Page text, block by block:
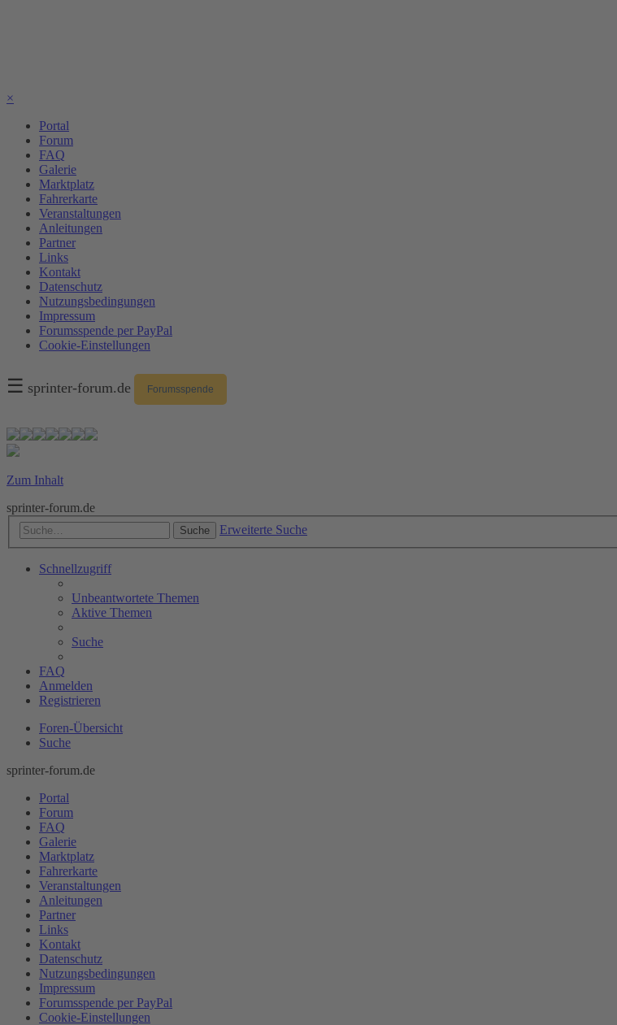
×
Portal
Forum
FAQ
Galerie
Marktplatz
Fahrerkarte
Veranstaltungen
Anleitungen
Partner
Links
Kontakt
Datenschutz
Nutzungsbedingungen
Impressum
Forumsspende per PayPal
Cookie-Einstellungen
☰ sprinter-forum.de Forumsspende
Zum Inhalt
sprinter-forum.de
Suche Erweiterte Suche
Schnellzugriff
Unbeantwortete Themen
Aktive Themen
Suche
FAQ
Anmelden
Registrieren
Foren-Übersicht
Suche
sprinter-forum.de
Portal
Forum
FAQ
Galerie
Marktplatz
Fahrerkarte
Veranstaltungen
Anleitungen
Partner
Links
Kontakt
Datenschutz
Nutzungsbedingungen
Impressum
Forumsspende per PayPal
Cookie-Einstellungen